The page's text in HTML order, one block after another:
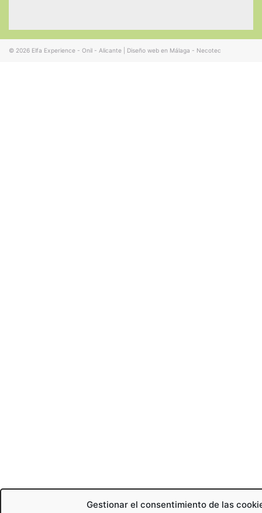
Gestionar el consentimiento de las
© 2026 Elfa Experience - Onil - Alicante Diseño web en Málaga - Necotec